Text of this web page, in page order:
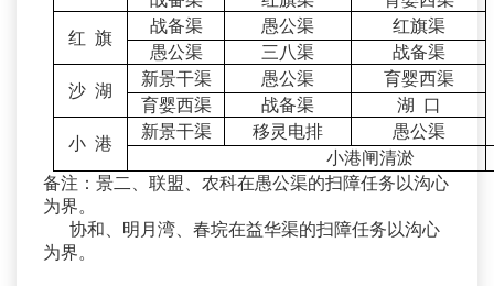
红 旗
战备渠 愚公渠
红旗渠
愚公渠
三八渠 战备渠
沙 湖
新景干渠 愚公渠
育婴西渠
育婴西渠
战备渠 湖 口
小 港
新景干渠 移灵电排
愚公渠
小港闸清淤
备注：景二、联盟、农科在愚公渠的扫障任务以沟心
为界。
协和、明月湾、春垸在益华渠的扫障任务以沟心
为界。